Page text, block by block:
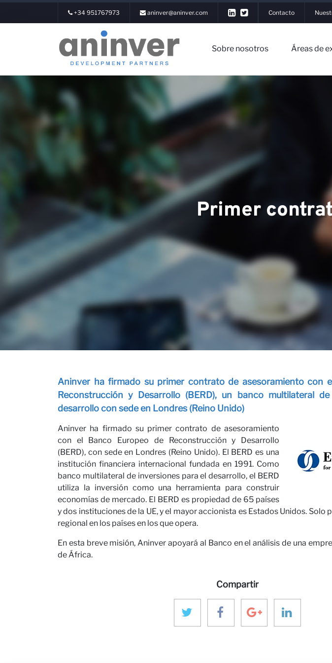
+34 951767973 aninver@aninver.com Contacto
Sobre nosotros Áreas de
Iniciar Sesión
Sobre nosotros
Áreas de experiencia
Equipo
▼
Proyectos
Contacto
Nuestras Opiniones
Carreras
Colabora con nosotros
Noticias
Primer
Aninver ha firmado su primer contrato de asesoramiento con
Reconstrucción y Desarrollo (BERD), un banco multilateral
desarrollo con sede en Londres (Reino Unido)
Aninver ha firmado su primer contrato de asesoramiento
con el Banco Europeo de Reconstrucción y Desarrollo
(BERD), con sede en Londres (Reino Unido). El BERD es una
institución financiera internacional fundada en 1991. Como
banco multilateral de inversiones para el desarrollo, el BERD
utiliza la inversión como una herramienta para construir
economías de mercado. El BERD es propiedad de 65 países
y dos instituciones de la UE, y el mayor accionista es Estados Unidos. Solo
regional en los países en los que opera.
En esta breve misión, Aninver apoyará al Banco en el análisis de una
de África.
Compartir